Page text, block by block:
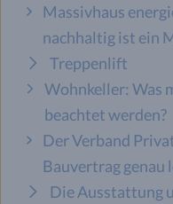
Massivhaus
nachhaltig ist ein
Treppenlift
Wohnkeller: Was
beachtet werden?
Der Verband
Bauvertrag genau
Die Ausstattung